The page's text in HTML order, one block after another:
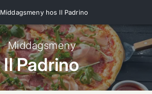
Middagsmeny hos Il Padrino
Middagsmeny
Il Padrino